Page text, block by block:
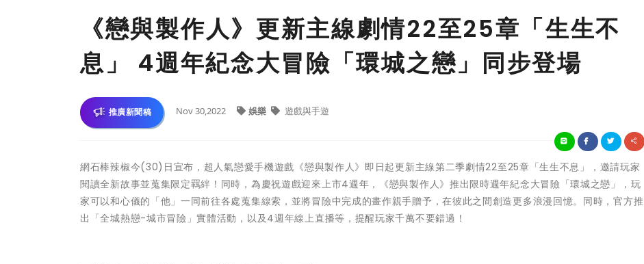
《戀與製作人》更新主線劇情22至25章「生生不
息」 4週年紀念大冒險「環城之戀」同步登場
推廣新聞稿 Nov 30,2022 娛樂 遊戲與手遊
網石棒辣椒今(30)日宣布，超人氣戀愛手機遊戲《戀與製作人》即日起更新主線第二季劇情22至25章「生生不息」，邀請玩家
閱讀全新故事並蒐集限定羈絆！同時，為慶祝遊戲迎來上市4週年，《戀與製作人》推出限時週年紀念大冒險「環城之戀」，玩
家可以和心儀的「他」一同前往各處蒐集線索，並將冒險中完成的畫作親手贈予，在彼此之間創造更多浪漫回憶。同時，官方推
出「全城熱戀-城市冒險」實體活動，以及4週年線上直播等，提醒玩家千萬不要錯過！